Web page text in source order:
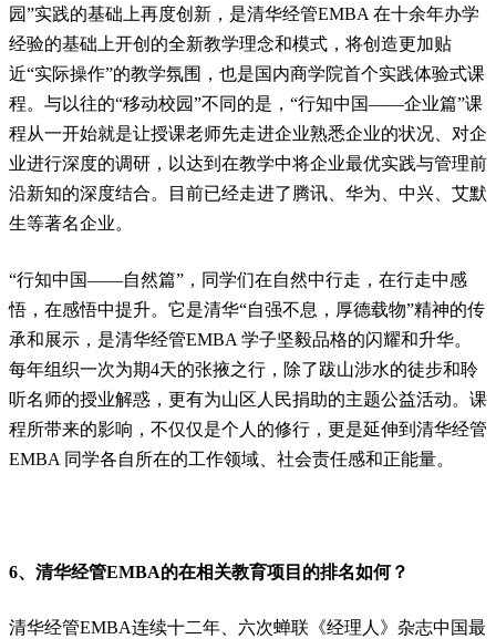
园”实践的基础上再度创新，是清华经管EMBA 在十余年办学
经验的基础上开创的全新教学理念和模式，将创造更加贴
近“实际操作”的教学氛围，也是国内商学院首个实践体验式课
程。与以往的“移动校园”不同的是，“行知中国——企业篇”课
程从一开始就是让授课老师先走进企业熟悉企业的状况、对企
业进行深度的调研，以达到在教学中将企业最优实践与管理前
沿新知的深度结合。目前已经走进了腾讯、华为、中兴、艾默
生等著名企业。
“行知中国——自然篇”，同学们在自然中行走，在行走中感
悟，在感悟中提升。它是清华“自强不息，厚德载物”精神的传
承和展示，是清华经管EMBA 学子坚毅品格的闪耀和升华。
每年组织一次为期4天的张掖之行，除了跋山涉水的徒步和聆
听名师的授业解惑，更有为山区人民捐助的主题公益活动。课
程所带来的影响，不仅仅是个人的修行，更是延伸到清华经管
EMBA 同学各自所在的工作领域、社会责任感和正能量。
6、清华经管EMBA的在相关教育项目的排名如何？
清华经管EMBA连续十二年、六次蝉联《经理人》杂志中国最